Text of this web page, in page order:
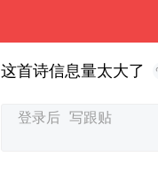
这首诗信息量太大了